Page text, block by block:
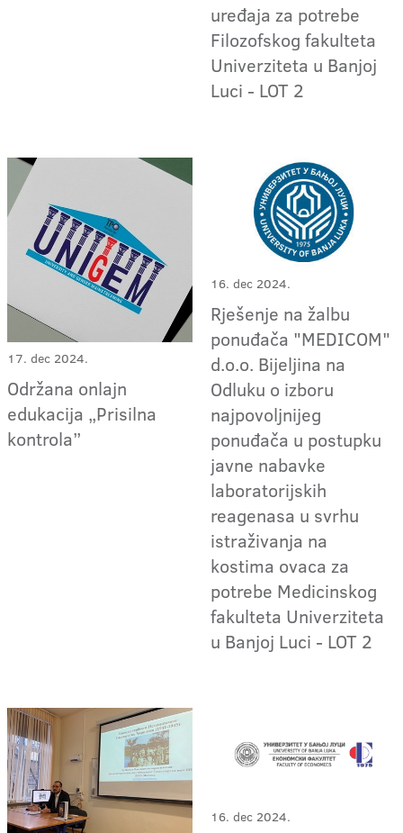
uređaja za potrebe
Filozofskog fakulteta
Univerziteta u Banjoj
Luci - LOT 2
17. dec 2024.
Održana onlajn
edukacija „Prisilna
kontrola”
16. dec 2024.
Rješenje na žalbu
ponuđača "MEDICOM"
d.o.o. Bijeljina na
Odluku o izboru
najpovoljnijeg
ponuđača u postupku
javne nabavke
laboratorijskih
reagenasa u svrhu
istraživanja na
kostima ovaca za
potrebe Medicinskog
fakulteta Univerziteta
u Banjoj Luci - LOT 2
16. dec 2024.